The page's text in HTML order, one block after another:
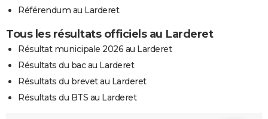
Référendum au Larderet
Tous les résultats officiels au Larderet
Résultat municipale 2026 au Larderet
Résultats du bac au Larderet
Résultats du brevet au Larderet
Résultats du BTS au Larderet